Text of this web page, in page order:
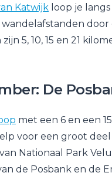
Katwijk loop je
5, 10, 15 en 21
De
met een 6 en een
voor een groot
Nationaal Park
de Posbank en de